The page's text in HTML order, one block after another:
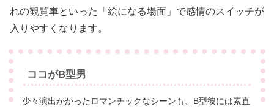
れの観覧車といった「絵になる場面」で感情のスイッチが
入りやすくなります。
ココがB型男
少々演出がかったロマンチックなシーンも、B型彼には素直